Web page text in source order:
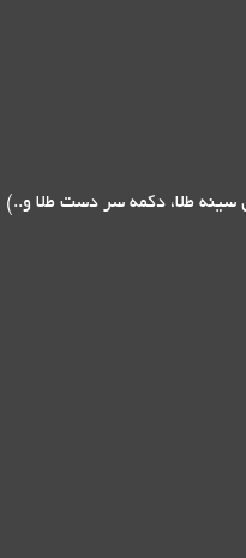
سینه طلا، دکمه سر دست طلا و..)